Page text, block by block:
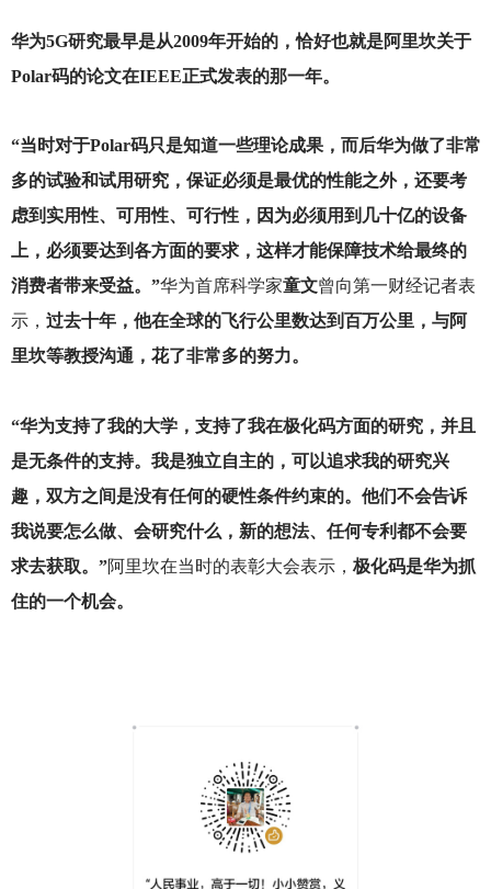
华为5G研究最早是从2009年开始的，恰好也就是阿里坎关于
Polar码的论文在IEEE正式发表的那一年。
“当时对于Polar码只是知道一些理论成果，而后华为做了非常
多的试验和试用研究，保证必须是最优的性能之外，还要考
虑到实用性、可用性、可行性，因为必须用到几十亿的设备
上，必须要达到各方面的要求，这样才能保障技术给最终的
消费者带来受益。”华为首席科学家童文曾向第一财经记者表
示， 过去十年，他在全球的飞行公里数达到百万公里，与阿
里坎等教授沟通，花了非常多的努力。
“华为支持了我的大学，支持了我在极化码方面的研究，并且
是无条件的支持。我是独立自主的，可以追求我的研究兴
趣，双方之间是没有任何的硬性条件约束的。他们不会告诉
我说要怎么做、会研究什么，新的想法、任何专利都不会要
求去获取。”阿里坎在当时的表彰大会表示， 极化码是华为抓
住的一个机会。